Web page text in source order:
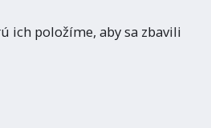
ich položíme, aby sa zbavili